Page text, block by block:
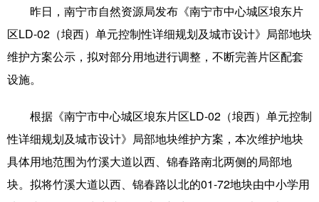
溯源中国 城市 旅游 能源
会展 彩票 娱乐 时尚
亚太网 上市公司 文化产业
地方频道
昨日，南宁市自然资源局发布《南宁市中心城区埌东片
区LD-02（埌西）单元控制性详细规划及城市设计》局部地块
维护方案公示，拟对部分用地进行调整，不断完善片区配套
设施。
根据《南宁市中心城区埌东片区LD-02（埌西）单元控制
性详细规划及城市设计》局部地块维护方案，本次维护地块
具体用地范围为竹溪大道以西、锦春路南北两侧的局部地
块。拟将竹溪大道以西、锦春路以北的01-72地块由中小学用